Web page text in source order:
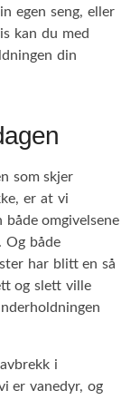
egen seng, eller
kan du med
din
som skjer
er at vi
omgivelsene
Og både
har blitt en så
og slett ville
i
er vanedyr, og